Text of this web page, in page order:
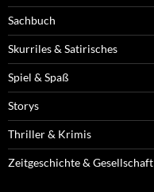
Sachbuch
Skurriles & Satirisches
Spiel & Spaß
Storys
Thriller & Krimis
Zeitgeschichte & Gesellschaft